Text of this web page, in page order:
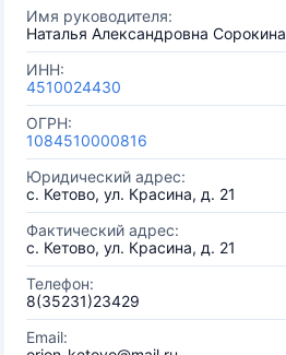
Имя руководителя:
Наталья Александровна Сорокина
ИНН:
4510024430
ОГРН:
1084510000816
Юридический адрес:
с. Кетово, ул. Красина, д. 21
Фактический адрес:
с. Кетово, ул. Красина, д. 21
Телефон:
8(35231)23429
Email: